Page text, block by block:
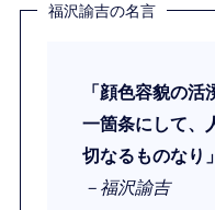
福沢諭吉の名言
「顔色容貌の
一箇条にして、
切なるものなり」
－福沢諭吉